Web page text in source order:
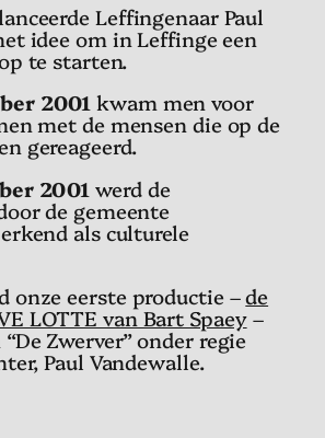
Leffingenaar Paul
idee om in Leffinge een
te starten.
2001kwam men voor
met de mensen die op de
gereageerd.
2001 werd de
de gemeente
als culturele
onze eerste productie –de
LOTTE van Bart Spaey–
Zwerver” onder regie
Paul Vandewalle.